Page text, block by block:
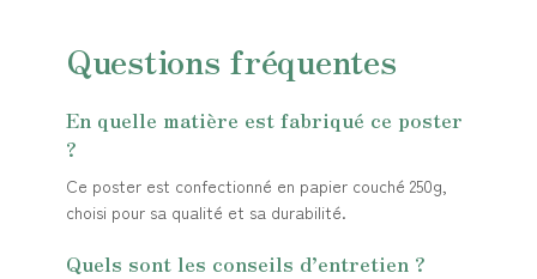
Questions fréquentes
En quelle matière est fabriqué ce poster
?
Ce poster est confectionné en papier couché 250g,
choisi pour sa qualité et sa durabilité.
Quels sont les conseils d’entretien ?